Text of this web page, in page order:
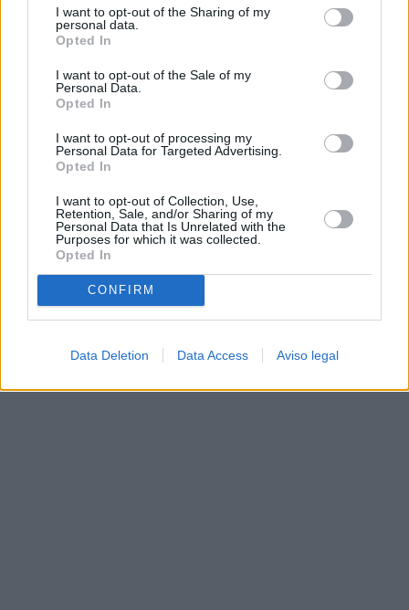
de su consentimiento, pero usted tiene el derecho de
rechazar tal procesamiento. Sus preferencias se aplicarán
cualquier momento entrando de nuevo en este sitio web o
visitando nuestra política de privacidad.
I want to opt-out of the Sharing of my
personal data.
Opted In
I want to opt-out of the Sale of my
Personal Data.
Opted In
I want to opt-out of processing my
Personal Data for Targeted Advertising.
Opted In
I want to opt-out of Collection, Use,
Retention, Sale, and/or Sharing of my
Personal Data that Is Unrelated with the
Purposes for which it was collected.
Opted In
CONFIRM
Data Deletion Data Access Aviso legal